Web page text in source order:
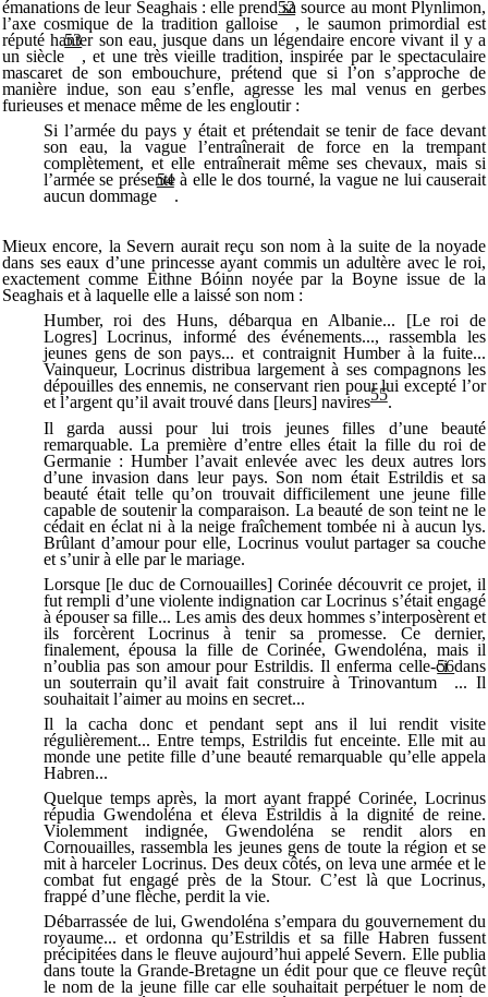
émanations de leur Seaghais : elle prend sa source au mont Plynlimon,
l’axe cosmique de la tradition galloise
52
, le saumon primordial est
réputé hanter son eau, jusque dans un légendaire encore vivant il y a
un siècle
53
, et une très vieille tradition, inspirée par le spectaculaire
mascaret de son embouchure, prétend que si l’on s’approche de
manière indue, son eau s’enfle, agresse les mal venus en gerbes
furieuses et menace même de les engloutir :
Si l’armée du pays y était et prétendait se tenir de face devant
son eau, la vague l’entraînerait de force en la trempant
complètement, et elle entraînerait même ses chevaux, mais si
l’armée se présente à elle le dos tourné, la vague ne lui causerait
aucun dommage
54
.
Mieux encore, la Severn aurait reçu son nom à la suite de la noyade
dans ses eaux d’une princesse ayant commis un adultère avec le roi,
exactement comme Eithne Bóinn noyée par la Boyne issue de la
Seaghais et à laquelle elle a laissé son nom :
Humber, roi des Huns, débarqua en Albanie... [Le roi de
Logres] Locrinus, informé des événements..., rassembla les
jeunes gens de son pays... et contraignit Humber à la fuite...
Vainqueur, Locrinus distribua largement à ses compagnons les
dépouilles des ennemis, ne conservant rien pour lui excepté l’or
et l’argent qu’il avait trouvé dans [leurs] navires55.
Il garda aussi pour lui trois jeunes filles d’une beauté
remarquable. La première d’entre elles était la fille du roi de
Germanie : Humber l’avait enlevée avec les deux autres lors
d’une invasion dans leur pays. Son nom était Estrildis et sa
beauté était telle qu’on trouvait difficilement une jeune fille
capable de soutenir la comparaison. La beauté de son teint ne le
cédait en éclat ni à la neige fraîchement tombée ni à aucun lys.
Brûlant d’amour pour elle, Locrinus voulut partager sa couche
et s’unir à elle par le mariage.
Lorsque [le duc de Cornouailles] Corinée découvrit ce projet, il
fut rempli d’une violente indignation car Locrinus s’était engagé
à épouser sa fille... Les amis des deux hommes s’interposèrent et
ils forcèrent Locrinus à tenir sa promesse. Ce dernier,
finalement, épousa la fille de Corinée, Gwendoléna, mais il
n’oublia pas son amour pour Estrildis. Il enferma celle-ci dans
un souterrain qu’il avait fait construire à Trinovantum
56
... Il
souhaitait l’aimer au moins en secret...
Il la cacha donc et pendant sept ans il lui rendit visite
régulièrement... Entre temps, Estrildis fut enceinte. Elle mit au
monde une petite fille d’une beauté remarquable qu’elle appela
Habren...
Quelque temps après, la mort ayant frappé Corinée, Locrinus
répudia Gwendoléna et éleva Estrildis à la dignité de reine.
Violemment indignée, Gwendoléna se rendit alors en
Cornouailles, rassembla les jeunes gens de toute la région et se
mit à harceler Locrinus. Des deux côtés, on leva une armée et le
combat fut engagé près de la Stour. C’est là que Locrinus,
frappé d’une flèche, perdit la vie.
Débarrassée de lui, Gwendoléna s’empara du gouvernement du
royaume... et ordonna qu’Estrildis et sa fille Habren fussent
précipitées dans le fleuve aujourd’hui appelé Severn. Elle publia
dans toute la Grande-Bretagne un édit pour que ce fleuve reçût
le nom de la jeune fille car elle souhaitait perpétuer le nom de